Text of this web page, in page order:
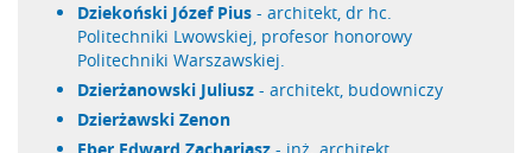
Dziekoński Józef Pius - architekt, dr hc.
Politechniki Lwowskiej, profesor honorowy
Politechniki Warszawskiej.
Dzierżanowski Juliusz - architekt, budowniczy
Dzierżawski Zenon